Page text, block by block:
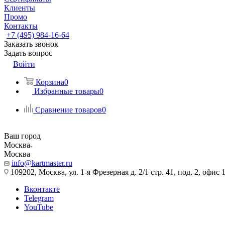
Клиенты
Промо
Контакты
+7 (495) 984-16-64
Заказать звонок
Задать вопрос
Войти
Корзина0
Избранные товары0
Сравнение товаров0
Ваш город
Москва
Москва
info@kartmaster.ru
109202, Москва, ул. 1-я Фрезерная д. 2/1 стр. 41, под. 2, офис
Вконтакте
Telegram
YouTube